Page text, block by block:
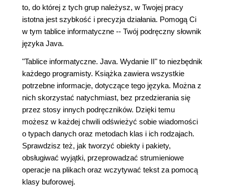
to, do której z tych grup należysz, w Twojej pracy
istotna jest szybkość i precyzja działania. Pomogą Ci
w tym tablice informatyczne -- Twój podręczny słownik
języka Java.
"Tablice informatyczne. Java. Wydanie II" to niezbędnik
każdego programisty. Książka zawiera wszystkie
potrzebne informacje, dotyczące tego języka. Można z
nich skorzystać natychmiast, bez przedzierania się
przez stosy innych podręczników. Dzięki temu
możesz w każdej chwili odświeżyć sobie wiadomości
o typach danych oraz metodach klas i ich rodzajach.
Sprawdzisz też, jak tworzyć obiekty i pakiety,
obsługiwać wyjątki, przeprowadzać strumieniowe
operacje na plikach oraz wczytywać tekst za pomocą
klasy buforowej.